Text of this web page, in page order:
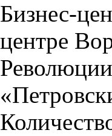
Бизнес-
центре